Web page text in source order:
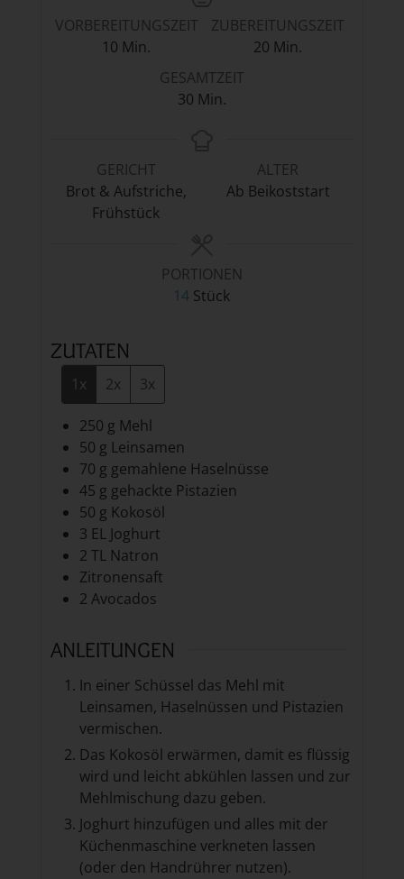
VORBEREITUNGSZEIT
10Minuten
Min.
ZUBEREITUNGSZEIT
20 Minuten
Min.
GESAMTZEIT
30Minuten
Min.
GERICHT
Brot & Aufstriche,
Frühstück
ALTER
Ab Beikoststart
PORTIONEN
14 Stück
ZUTATEN
1x 2x 3x
250 g Mehl
50 g Leinsamen
70 g gemahlene Haselnüsse
45 g gehackte Pistazien
50 g Kokosöl
3 EL Joghurt
2 TL Natron
Zitronensaft
2 Avocados
ANLEITUNGEN
In einer Schüssel das Mehl mit
Leinsamen, Haselnüssen und Pistazien
vermischen.
Das Kokosöl erwärmen, damit es flüssig
wird und leicht abkühlen lassen und zur
Mehlmischung dazu geben.
Joghurt hinzufügen und alles mit der
Küchenmaschine verkneten lassen
(oder den Handrührer nutzen).